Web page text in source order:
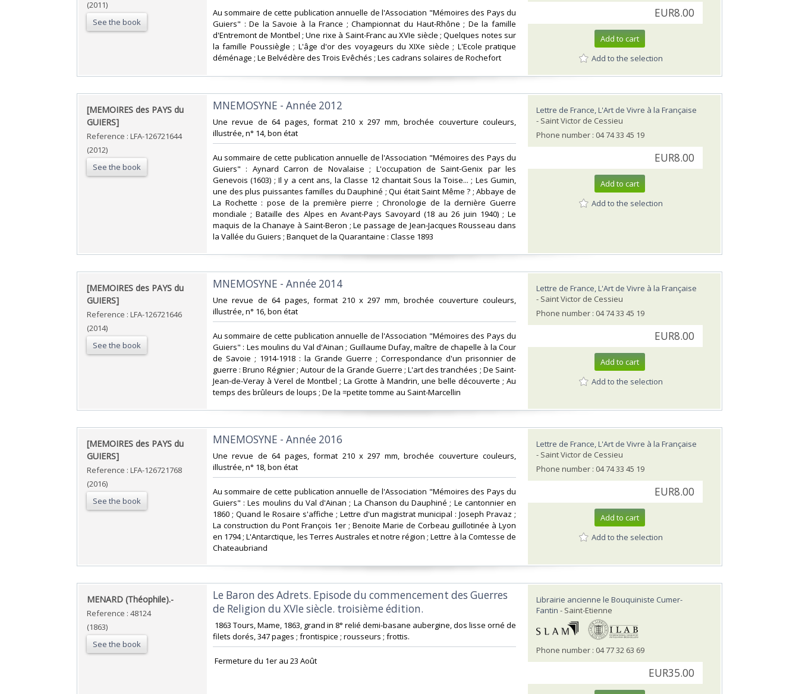
(2011)
See the book
‎Au sommaire de cette publication annuelle de l'Association "Mémoires des Pays du
Guiers" : De la Savoie à la France ; Championnat du Haut-Rhône ; De la famille
d'Entremont de Montbel ; Une rixe à Saint-Franc au XVIe siècle ; Quelques notes sur
la famille Poussiègle ; L'âge d'or des voyageurs du XIXe siècle ; L'Ecole pratique
déménage ; Le Belvédère des Trois Evêchés ; Les cadrans solaires de Rochefort‎
EUR8.00
Add to cart
Add to the selection
‎[MEMOIRES des PAYS du
GUIERS]‎
Reference : LFA-126721644
(2012)
See the book
‎MNEMOSYNE - Année 2012‎
‎Une revue de 64 pages, format 210 x 297 mm, brochée couverture couleurs,
illustrée, n° 14, bon état‎
‎Au sommaire de cette publication annuelle de l'Association "Mémoires des Pays du
Guiers" : Aynard Carron de Novalaise ; L'occupation de Saint-Genix par les
Genevois (1603) ; Il y a cent ans, la Classe 12 chantait Sous la Toise... ; Les Gumin,
une des plus puissantes familles du Dauphiné ; Qui était Saint Même ? ; Abbaye de
La Rochette : pose de la première pierre ; Chronologie de la dernière Guerre
mondiale ; Bataille des Alpes en Avant-Pays Savoyard (18 au 26 juin 1940) ; Le
maquis de la Chanaye à Saint-Beron ; Le passage de Jean-Jacques Rousseau dans
la Vallée du Guiers ; Banquet de la Quarantaine : Classe 1893‎
Lettre de France, L'Art de Vivre à la Française
- Saint Victor de Cessieu
Phone number : 04 74 33 45 19
EUR8.00
Add to cart
Add to the selection
‎[MEMOIRES des PAYS du
GUIERS]‎
Reference : LFA-126721646
(2014)
See the book
‎MNEMOSYNE - Année 2014‎
‎Une revue de 64 pages, format 210 x 297 mm, brochée couverture couleurs,
illustrée, n° 16, bon état‎
‎Au sommaire de cette publication annuelle de l'Association "Mémoires des Pays du
Guiers" : Les moulins du Val d'Ainan ; Guillaume Dufay, maître de chapelle à la Cour
de Savoie ; 1914-1918 : la Grande Guerre ; Correspondance d'un prisonnier de
guerre : Bruno Régnier ; Autour de la Grande Guerre ; L'art des tranchées ; De Saint-
Jean-de-Veray à Verel de Montbel ; La Grotte à Mandrin, une belle découverte ; Au
temps des brûleurs de loups ; De la =petite tomme au Saint-Marcellin‎
Lettre de France, L'Art de Vivre à la Française
- Saint Victor de Cessieu
Phone number : 04 74 33 45 19
EUR8.00
Add to cart
Add to the selection
‎[MEMOIRES des PAYS du
GUIERS]‎
Reference : LFA-126721768
(2016)
See the book
‎MNEMOSYNE - Année 2016‎
‎Une revue de 64 pages, format 210 x 297 mm, brochée couverture couleurs,
illustrée, n° 18, bon état‎
‎Au sommaire de cette publication annuelle de l'Association "Mémoires des Pays du
Guiers" : Les moulins du Val d'Ainan ; La Chanson du Dauphiné ; Le cantonnier en
1860 ; Quand le Rosaire s'affiche ; Lettre d'un magistrat municipal : Joseph Pravaz ;
La construction du Pont François 1er ; Benoite Marie de Corbeau guillotinée à Lyon
en 1794 ; L'Antarctique, les Terres Australes et notre région ; Lettre à la Comtesse de
Chateaubriand‎
Lettre de France, L'Art de Vivre à la Française
- Saint Victor de Cessieu
Phone number : 04 74 33 45 19
EUR8.00
Add to cart
Add to the selection
‎MENARD (Théophile).-‎
Reference : 48124
(1863)
See the book
‎Le Baron des Adrets. Episode du commencement des Guerres
de Religion du XVIe siècle. troisième édition.‎
‎ 1863 Tours, Mame, 1863, grand in 8° relié demi-basane aubergine, dos lisse orné de
filets dorés, 347 pages ; frontispice ; rousseurs ; frottis. ‎
‎ Fermeture du 1er au 23 Août‎
Librairie ancienne le Bouquiniste Cumer-
Fantin - Saint-Etienne
Phone number : 04 77 32 63 69
EUR35.00